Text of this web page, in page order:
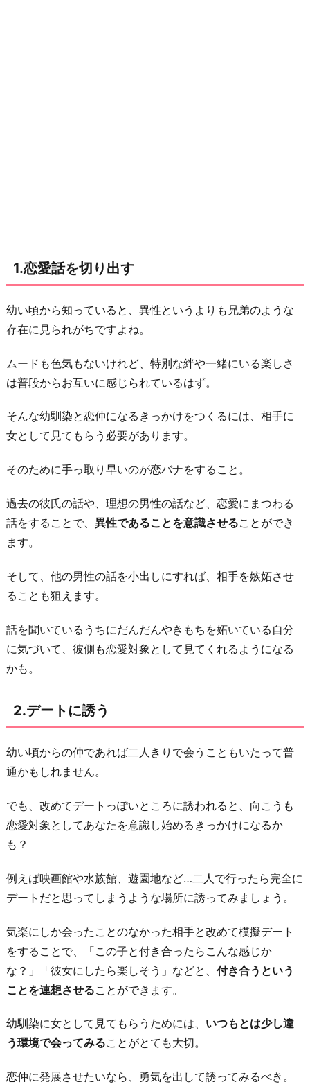
ャ
プ
を
せ
る
4.
好
を
わ
せ
る
5.
告
す
る
お
り
に
1.恋愛話を切り出す
幼い頃から知っていると、異性というよりも兄弟のような
存在に見られがちですよね。
ムードも色気もないけれど、特別な絆や一緒にいる楽しさ
は普段からお互いに感じられているはず。
そんな幼馴染と恋仲になるきっかけをつくるには、相手に
女として見てもらう必要があります。
そのために手っ取り早いのが恋バナをすること。
過去の彼氏の話や、理想の男性の話など、恋愛にまつわる
話をすることで、 異性であることを意識させることができ
ます。
そして、他の男性の話を小出しにすれば、相手を嫉妬させ
ることも狙えます。
話を聞いているうちにだんだんやきもちを妬いている自分
に気づいて、彼側も恋愛対象として見てくれるようになる
かも。
2.デートに誘う
幼い頃からの仲であれば二人きりで会うこともいたって普
通かもしれません。
でも、改めてデートっぽいところに誘われると、向こうも
恋愛対象としてあなたを意識し始めるきっかけになるか
も？
例えば映画館や水族館、遊園地など…二人で行ったら完全に
デートだと思ってしまうような場所に誘ってみましょう。
気楽にしか会ったことのなかった相手と改めて模擬デート
をすることで、「この子と付き合ったらこんな感じか
な？」「彼女にしたら楽しそう」などと、 付き合うという
ことを連想させることができます。
幼馴染に女として見てもらうためには、 いつもとは少し違
う環境で会ってみることがとても大切。
恋仲に発展させたいなら、勇気を出して誘ってみるべき。